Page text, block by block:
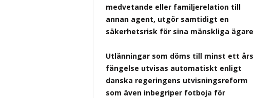
medvetande eller familjerelation till
annan agent, utgör samtidigt en
säkerhetsrisk för sina mänskliga ägare
Utlänningar som döms till minst ett års
fängelse utvisas automatiskt enligt
danska regeringens utvisningsreform
som även inbegriper fotboja för